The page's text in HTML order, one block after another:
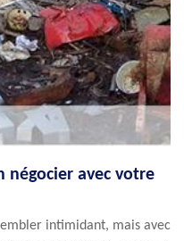
négocier avec votre
intimidant, mais avec